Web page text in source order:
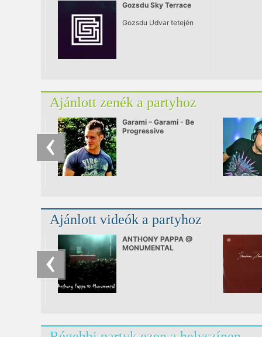
Gozsdu Sky Terrace
Gozsdu Udvar tetején
Ajánlott zenék a partyhoz
Garami – Garami - Be
Progressive
Ajánlott videók a partyhoz
ANTHONY PAPPA @
MONUMENTAL